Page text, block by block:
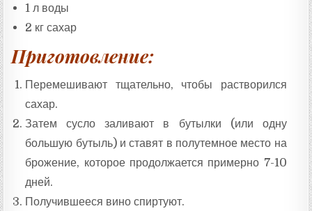
1 л воды
2 кг сахар
Приготовление:
Перемешивают тщательно, чтобы растворился
сахар.
Затем сусло заливают в бутылки (или одну
большую бутыль) и ставят в полутемное место на
брожение, которое продолжается примерно 7-10
дней.
Получившееся вино спиртуют.